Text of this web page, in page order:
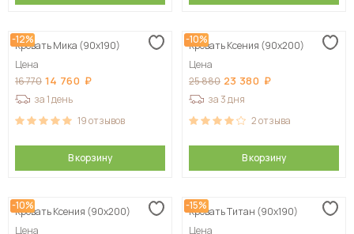
-12%
Кровать Мика (90х190)
Цена
16 770 14 760
за 1 день
19отзывов
В корзину
-10%
Кровать Ксения (90х200)
Цена
25 880 23 380
за 3 дня
2отзыва
В корзину
-10%
Кровать Ксения (90х200)
Цена
-15%
Кровать Титан (90х190)
Цена